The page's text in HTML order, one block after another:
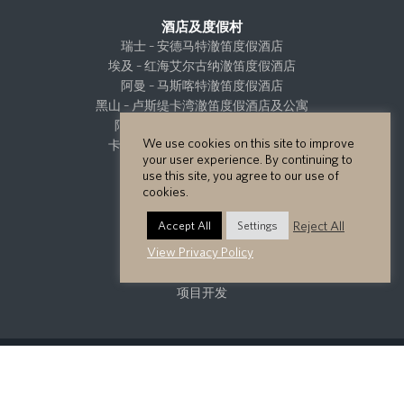
酒店及度假村
瑞士 – 安德马特澈笛度假酒店
埃及 – 红海艾尔古纳澈笛度假酒店
阿曼 – 马斯喀特澈笛度假酒店
黑山 – 卢斯缇卡湾澈笛度假酒店及公寓
阿联酋 – 沙迦艺博澈笛度假酒店
卡塔尔 – 多哈卡塔拉澈笛度假酒店
Residences
澈笛私人公寓
项目开发
We use cookies on this site to improve
your user experience. By continuing to
use this site, you agree to our use of
cookies.
Accept All Settings
Reject All
View Privacy Policy